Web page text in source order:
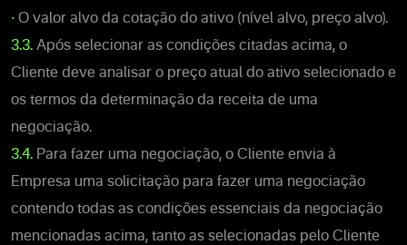
• O valor alvo da cotação do ativo (nível alvo, preço alvo).
3.3. Após selecionar as condições citadas acima, o
Cliente deve analisar o preço atual do ativo selecionado e
os termos da determinação da receita de uma
negociação.
3.4. Para fazer uma negociação, o Cliente envia à
Empresa uma solicitação para fazer uma negociação
contendo todas as condições essenciais da negociação
mencionadas acima, tanto as selecionadas pelo Cliente